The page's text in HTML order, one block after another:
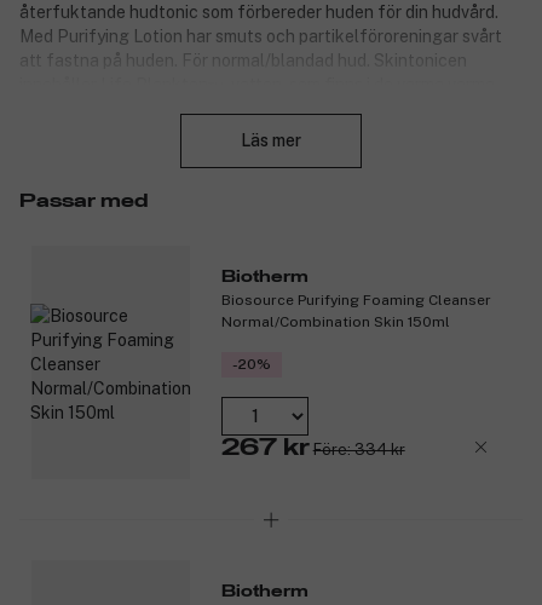
återfuktande hudtonic som förbereder huden för din hudvård.
Med Purifying Lotion har smuts och partikelföroreningar svårt
att fastna på huden. För normal/blandad hud. Skintonicen
kväll på ansikte och hals med en bomullspad. Undvik kontakt
Produktnummer:
Läs mer
Passar med
Biotherm
Biosource Purifying Foaming Cleanser
Normal/Combination Skin 150ml
-20%
267 kr Före: 334 kr
Biotherm